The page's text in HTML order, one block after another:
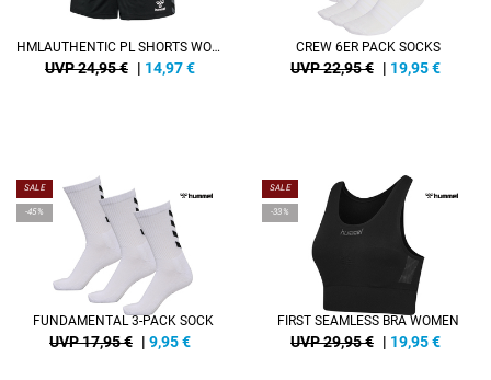
HMLAUTHENTIC PL SHORTS WOMAN
UVP 24,95 € | 14,97€
CREW 6ER PACK SOCKS
UVP 22,95 € | 19,95€
SALE
-45%
FUNDAMENTAL 3-PACK SOCK
UVP 17,95 € | 9,95€
SALE
-33%
FIRST SEAMLESS BRA WOMEN
UVP 29,95 € | 19,95€